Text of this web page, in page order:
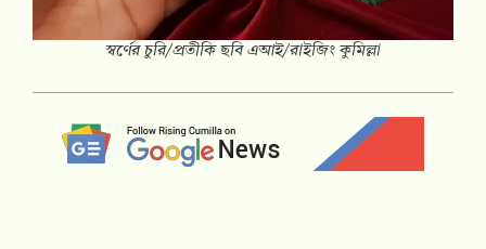
স্বর্ণের চুরি/প্রতীকি ছবি এআই/রাইজিং কুমিল্লা